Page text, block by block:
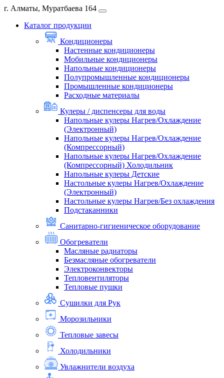
г. Алматы, Муратбаева 164
Каталог продукции
Кондиционеры
Настенные кондиционеры
Мобильные кондиционеры
Напольные кондиционеры
Полупромышленные кондиционеры
Промышленные кондиционеры
Расходные материалы
Кулеры / диспенсеры для воды
Напольные кулеры Нагрев/Охлаждение
(Электронный)
Напольные кулеры Нагрев/Охлаждение
(Компрессорный)
Напольные кулеры Нагрев/Охлаждение
(Компрессорный) Холодильник
Напольные кулеры Детские
Настольные кулеры Нагрев/Охлаждение
(Электронный)
Настольные кулеры Нагрев/Без охлаждения
Подстаканники
Санитарно-гигиеническое оборудование
Обогреватели
Масляные радиаторы
Безмасляные обогреватели
Электроконвекторы
Тепловентиляторы
Тепловые пушки
Сушилки для Рук
Морозильники
Тепловые завесы
Холодильники
Увлажнители воздуха